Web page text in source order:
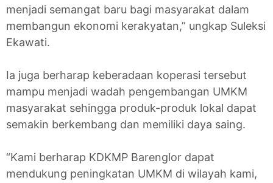
menjadi semangat baru bagi masyarakat dalam
membangun ekonomi kerakyatan,” ungkap Suleksi
Ekawati.
Ia juga berharap keberadaan koperasi tersebut
mampu menjadi wadah pengembangan UMKM
masyarakat sehingga produk-produk lokal dapat
semakin berkembang dan memiliki daya saing.
“Kami berharap KDKMP Barenglor dapat
mendukung peningkatan UMKM di wilayah kami,